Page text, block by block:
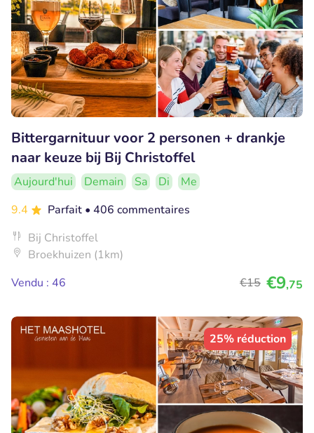
Bittergarnituur voor 2 personen + drankje
naar keuze bij Bij Christoffel
Aujourd'hui Demain Sa Di
Me
9.4
Parfait • 406 commentaires
Bij Christoffel
Broekhuizen (1km)
Vendu : 46
€15 €9,75
25% réduction